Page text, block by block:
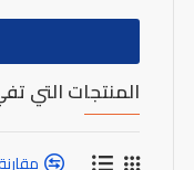
المنتجات التي